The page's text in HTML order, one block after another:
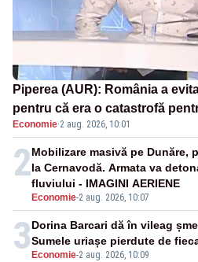
Piperea (AUR): România a
pentru că era o catastrofă
pensii
Economie·2 aug. 2026, 10:01
2
Economie-2 aug. 2026, 10:07
Mobilizare masivă pe Dunăre,
la Cernavodă. Armata va
fluviului - IMAGINI AERIENE
3 Economie-2 aug. 2026, 10:09
Dorina Barcari dă în vileag
Sumele uriașe pierdute de